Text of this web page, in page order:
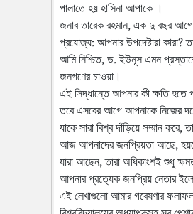
পালাতে হয় হাসিনা আপাকে ।
জনাব তারেক রহমান, এক দু বছর
প্রযোজ্য: আপনার উপদেষ্টারা কারা?
আমি নিশ্চিত, ড. ইউনূস এমন
জনগণের চাওয়া।
এই সিদ্ধান্তে আপনার কী ক্ষতি
তবে এসবের আগে আপনাকে নিজের
যাকে সারা বিশ্ব দাঁড়িয়ে সম্মান
আজ আপনাদের জনপ্রিয়তা আছে,
যারা আছেন, তারা অধিকাংশই শুধু
আপনার প্রত্যেক জনপ্রিয় নেতার
এই লেখাগুলো আমার গবেষণার